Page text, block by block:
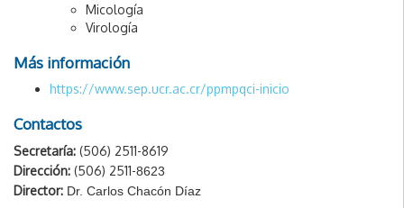
Micología
Virología
Más información
https://www.sep.ucr.ac.cr/ppmpqci-inicio
Contactos
Secretaría: (506) 2511-8619
Dirección: (506) 2511-8623
Director: Dr. Carlos Chacón Díaz